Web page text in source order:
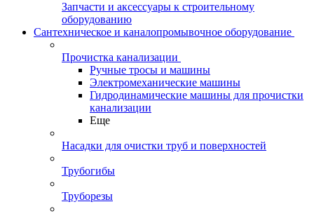
Запчасти и аксессуары к строительному
оборудованию
Сантехническое и каналопромывочное оборудование
Прочистка канализации
Ручные тросы и машины
Электромеханические машины
Гидродинамические машины для прочистки
канализации
Еще
Насадки для очистки труб и поверхностей
Трубогибы
Труборезы